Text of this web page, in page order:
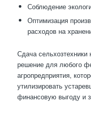
Соблюдение
Оптимизация
расходов на
Сдача
решение для любого
агропредприятия,
утилизировать
финансовую выгоду и